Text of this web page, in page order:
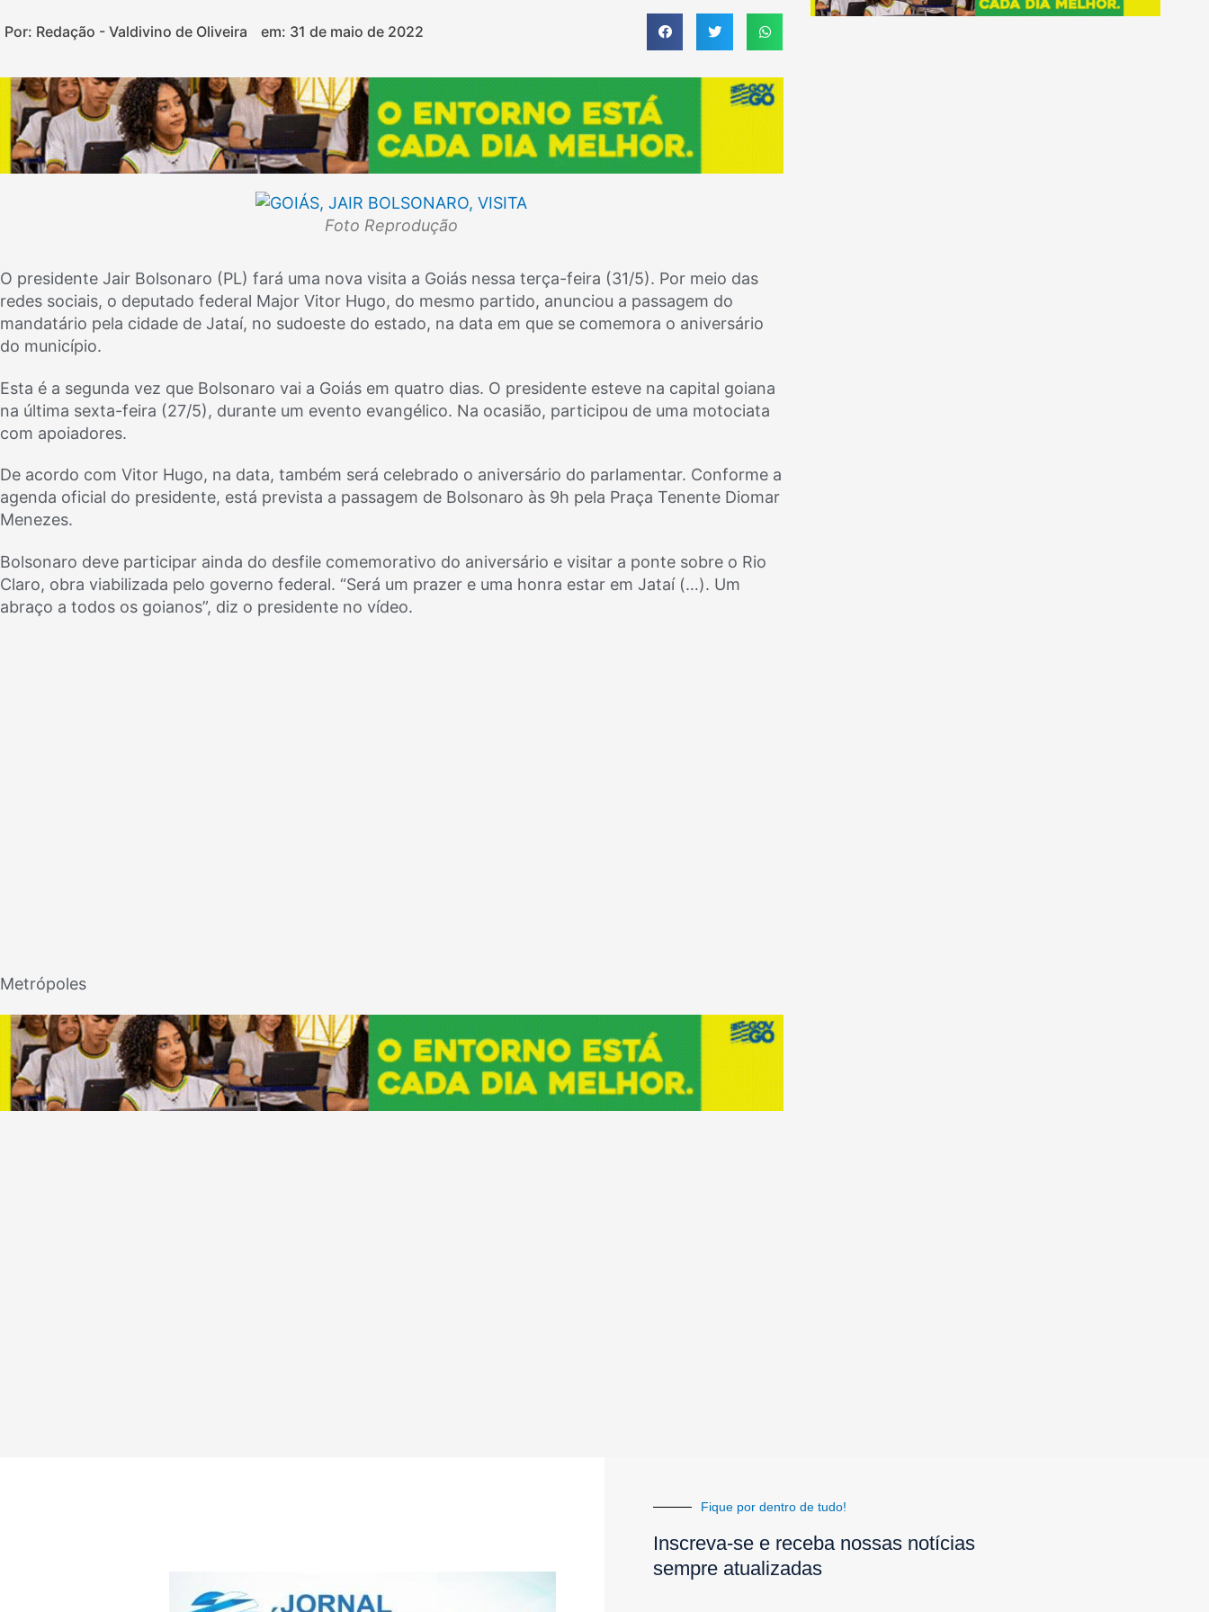
Por: Redação - Valdivino de Oliveira em: 31 de maio de 2022
Foto Reprodução
O presidente Jair Bolsonaro (PL) fará uma nova visita a Goiás nessa terça-feira (31/5). Por meio das
redes sociais, o deputado federal Major Vitor Hugo, do mesmo partido, anunciou a passagem do
mandatário pela cidade de Jataí, no sudoeste do estado, na data em que se comemora o aniversário
do município.
Esta é a segunda vez que Bolsonaro vai a Goiás em quatro dias. O presidente esteve na capital goiana
na última sexta-feira (27/5), durante um evento evangélico. Na ocasião, participou de uma motociata
com apoiadores.
De acordo com Vitor Hugo, na data, também será celebrado o aniversário do parlamentar. Conforme a
agenda oficial do presidente, está prevista a passagem de Bolsonaro às 9h pela Praça Tenente Diomar
Menezes.
Bolsonaro deve participar ainda do desfile comemorativo do aniversário e visitar a ponte sobre o Rio
Claro, obra viabilizada pelo governo federal. “Será um prazer e uma honra estar em Jataí (…). Um
abraço a todos os goianos”, diz o presidente no vídeo.
Metrópoles
Fique por dentro de tudo!
Inscreva-se e receba nossas notícias
sempre atualizadas